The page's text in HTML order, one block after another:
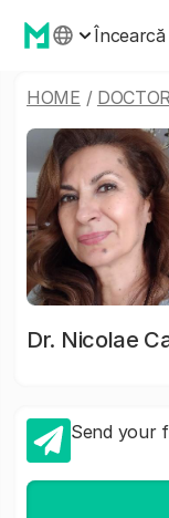
HOME /
Dr. Nicolae
Send your